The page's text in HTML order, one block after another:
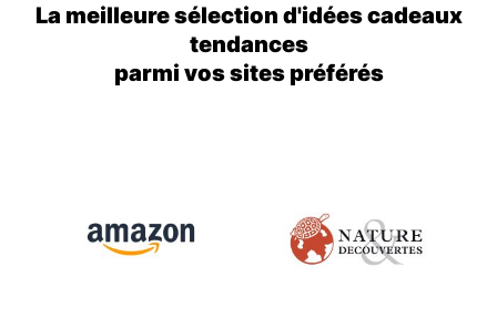
La meilleure sélection d'idées cadeaux
tendances
parmi vos sites préférés